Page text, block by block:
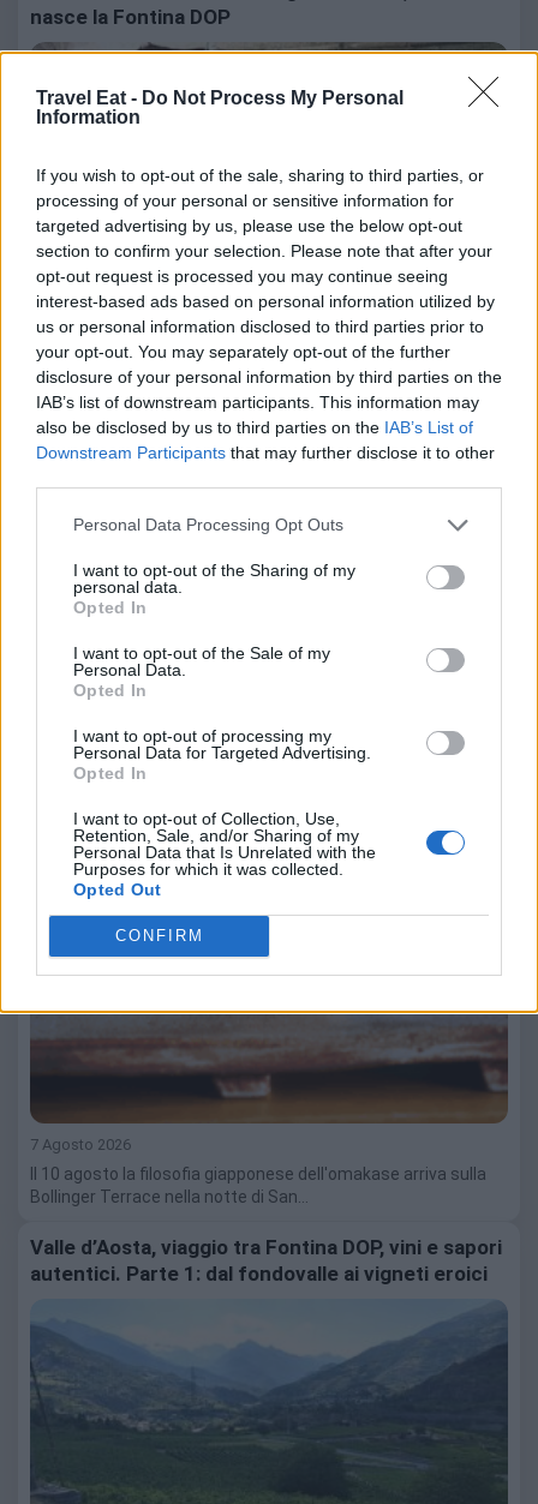
Travel Eat - Do Not Process My Personal
Information
If you wish to opt-out of the sale, sharing to third parties, or
processing of your personal or sensitive information for
targeted advertising by us, please use the below opt-out
section to confirm your selection. Please note that after your
opt-out request is processed you may continue seeing
interest-based ads based on personal information utilized by
us or personal information disclosed to third parties prior to
your opt-out. You may separately opt-out of the further
disclosure of your personal information by third parties on the
IAB’s list of downstream participants. This information may
also be disclosed by us to third parties on the IAB’s List of
Downstream Participants that may further disclose it to other
Personal Data Processing Opt Outs
I want to opt-out of the Sharing of my
personal data.
Opted In
I want to opt-out of the Sale of my
Personal Data.
Opted In
I want to opt-out of processing my
Personal Data for Targeted Advertising.
Opted In
I want to opt-out of Collection, Use,
Retention, Sale, and/or Sharing of my
Personal Data that Is Unrelated with the
Purposes for which it was collected.
Opted Out
CONFIRM
nasce la Fontina DOP
8 Agosto 2026
Seconda tappa del tour in Valle d'Aosta: la produzione della
Fontina DOP in alpeggio, la…
7 Agosto 2026
Il 10 agosto la filosofia giapponese dell'omakase arriva sulla
Bollinger Terrace nella notte di San…
Valle d’Aosta, viaggio tra Fontina DOP, vini e sapori
autentici. Parte 1: dal fondovalle ai vigneti eroici